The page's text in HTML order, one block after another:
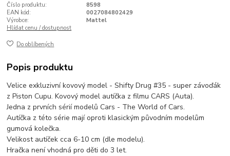
Číslo produktu:
8598
EAN kód:
0027084802429
Výrobce:
Mattel
Hlídat cenu / dostupnost
Do oblíbených
Popis produktu
Velice exkluzivní kovový model - Shifty Drug #35 - super závoďák
z Piston Cupu. Kovový model autíčka z filmu CARS (Auta).
Jedna z prvních sérií modelů Cars - The World of Cars.
Autíčka z této série mají oproti klasickým původním modelům
gumová kolečka.
Velikost autíček cca 6-10 cm (dle modelu).
Hračka není vhodná pro děti do 3 let.